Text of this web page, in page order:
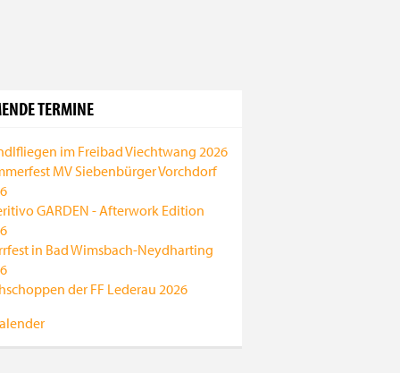
TERMINE
im Freibad Viechtwang 2026
MV Siebenbürger Vorchdorf
GARDEN - Afterwork Edition
in Bad Wimsbach-Neydharting
der FF Lederau 2026